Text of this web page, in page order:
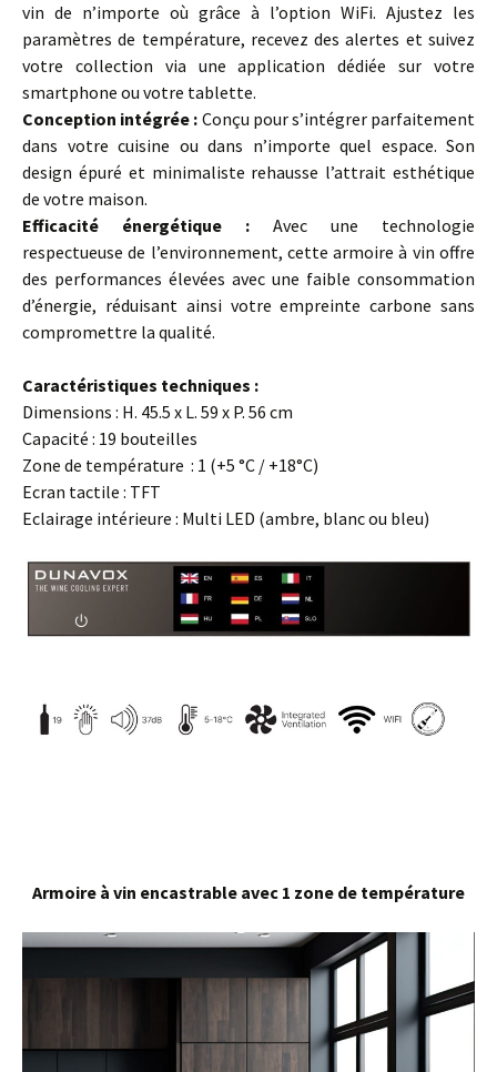
vin de n’importe où grâce à l’option WiFi. Ajustez les
paramètres de température, recevez des alertes et suivez
votre collection via une application dédiée sur votre
smartphone ou votre tablette.
Conception intégrée : Conçu pour s’intégrer parfaitement
dans votre cuisine ou dans n’importe quel espace. Son
design épuré et minimaliste rehausse l’attrait esthétique
de votre maison.
Efficacité énergétique : Avec une technologie
respectueuse de l’environnement, cette armoire à vin offre
des performances élevées avec une faible consommation
d’énergie, réduisant ainsi votre empreinte carbone sans
compromettre la qualité.
Caractéristiques techniques :
Dimensions : H. 45.5 x L. 59 x P. 56 cm
Capacité : 19 bouteilles
Zone de température : 1 (+5 °C / +18°C)
Ecran tactile : TFT
Eclairage intérieure : Multi LED (ambre, blanc ou bleu)
Armoire à vin encastrable avec 1 zone de température